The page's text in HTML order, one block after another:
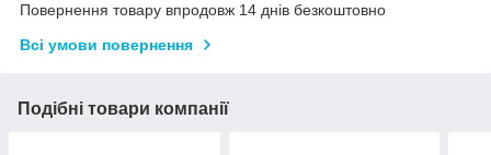
Повернення товару впродовж 14 днів безкоштовно
Всі умови повернення
Подібні товари компанії